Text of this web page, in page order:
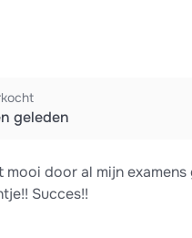
geleden
door al mijn
Succes!!